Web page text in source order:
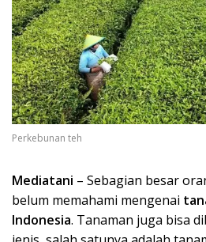
Perkebunan teh
Mediatani – Sebagian besar
belum memahami mengenai
Indonesia. Tanaman juga bisa